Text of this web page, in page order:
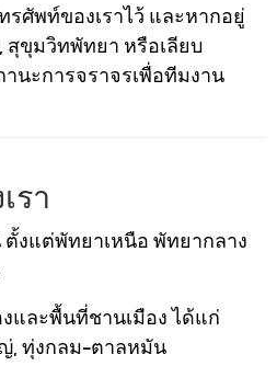
รศัพท์ของเราไว้ และหากอยู่
สุขุมวิทพัทยา หรือเลียบ
นะการจราจรเพื่อทีมงาน
รา
งแต่พัทยาเหนือ พัทยากลาง
งและพื้นที่ชานเมือง ได้แก่
, ทุ่งกลม-ตาลหมัน